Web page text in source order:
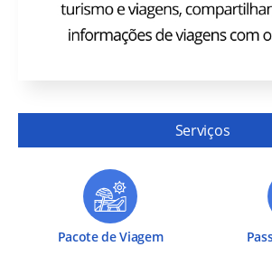
Serviços
Pacote de Viagem